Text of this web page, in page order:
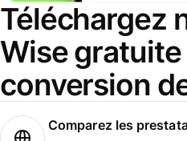
Téléchargez
Wise
conversion
Comparez les